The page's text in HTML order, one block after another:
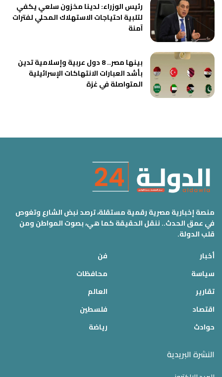
رئيس الوزراء: لدينا مخزون سلعي يكفي
لتلبية احتياجات الاستهلاك المحلي لفترات
آمنة
بينها مصر.. 8 دول عربية وإسلامية تدين
بأشد العبارات الانتهاكات الإسرائيلية
المتواصلة في غزة
منصة إخبارية مصرية رقمية مستقلة، ترصد نبض الشارع وتغوص
في عمق الحدث.. ننقل الحقيقة كما هي، بصوت المواطن ومن
قلب الدولة.
أخبار
سياسة
تقارير
اقتصاد
حوادث
فن
محافظات
العالم
فلسطين
رياضة
النشرة البريدية